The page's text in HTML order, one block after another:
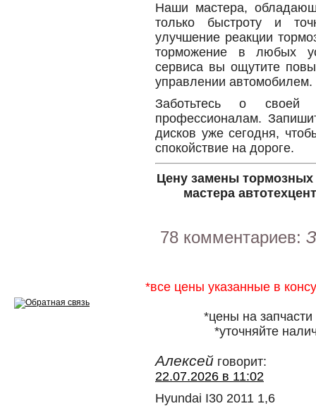
Наши мастера,
только быстроту и
улучшение реакции
торможение в любых
сервиса вы ощутите
управлении автомобилем.
Заботьтесь о своей
профессионалам.
дисков уже сегодня,
спокойствие на дороге.
Цену замены тормозных
мастера
78 комментариев:
*все цены указанные в
*цены на
*уточняйте
Алексей говорит:
22.07.2026 в 11:02
Hyundai I30 2011 1,6